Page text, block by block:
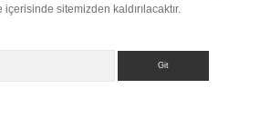
sitemizden kaldırılacaktır.